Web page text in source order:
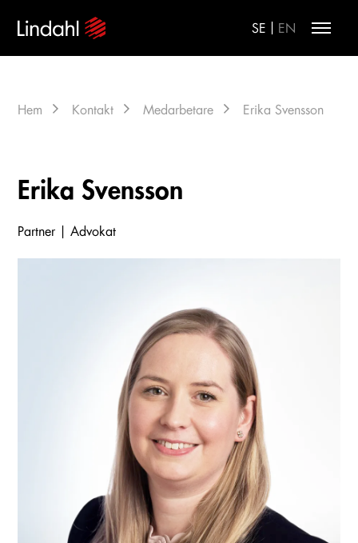
SE EN
Hem Kontakt Medarbetare Erika Svensson
Erika Svensson
Partner | Advokat